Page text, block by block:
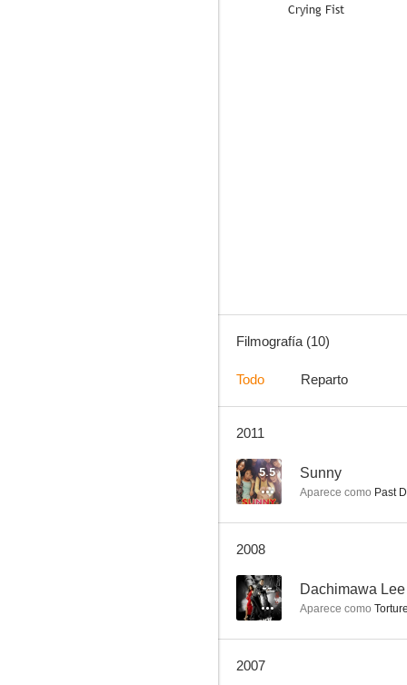
Crying Fist
Filmografía (10)
Todo Reparto
2011
5.5 Sunny
Aparece como Past
2008
-- Dachimawa Lee
Aparece como
2007